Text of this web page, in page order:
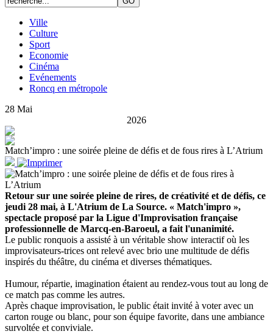
Ville
Culture
Sport
Economie
Cinéma
Evénements
Roncq en métropole
28 Mai
2026
Match’impro : une soirée pleine de défis et de fous rires à L’Atrium
Retour sur une soirée pleine de rires, de créativité et de défis, ce
jeudi 28 mai, à L'Atrium de La Source. « Match'impro »,
spectacle proposé par la Ligue d'Improvisation française
professionnelle de Marcq-en-Baroeul, a fait l'unanimité.
Le public ronquois a assisté à un véritable show interactif où les
improvisateurs-trices ont relevé avec brio une multitude de défis
inspirés du théâtre, du cinéma et diverses thématiques.
Humour, répartie, imagination étaient au rendez-vous tout au long de
ce match pas comme les autres.
Après chaque improvisation, le public était invité à voter avec un
carton rouge ou blanc, pour son équipe favorite, dans une ambiance
survoltée et conviviale.